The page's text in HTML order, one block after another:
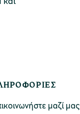
μαζί μας